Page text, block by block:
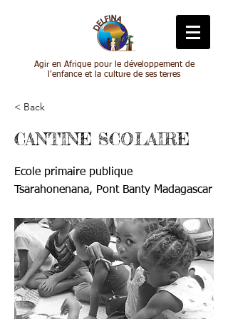
Agir en Afrique pour le développement de
l'enfance et la culture de ses terres
< Back
CANTINE SCOLAIRE
Ecole primaire publique
Tsarahonenana, Pont Banty Madagascar